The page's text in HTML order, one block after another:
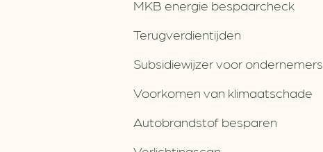
MKB energie bespaarcheck
Terugverdien­tijden
Subsidiewijzer voor ondernemers
Voorkomen van klimaatschade
Autobrandstof besparen